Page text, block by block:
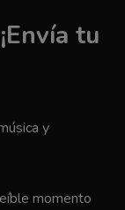
tu
y
momento